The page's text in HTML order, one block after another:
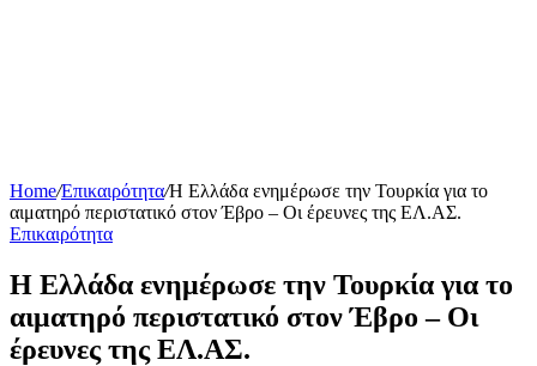
Home/Επικαιρότητα/Η Ελλάδα ενημέρωσε την Τουρκία για το
αιματηρό περιστατικό στον Έβρο – Οι έρευνες της ΕΛ.ΑΣ.
Επικαιρότητα
Η Ελλάδα ενημέρωσε την Τουρκία για το
αιματηρό περιστατικό στον Έβρο – Οι
έρευνες της ΕΛ.ΑΣ.